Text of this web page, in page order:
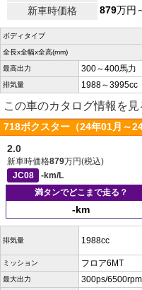
新車時価格
879万円
ボディタイプ
全長x全幅x全高(mm)
最高出力 300～400馬力
排気量 1988～3995cc
この車のカタログ情報を見
718ボクスター（24年01月～
2.0
新車時価格879万円(税込)
JC08
-km/L
満タンでどこまで走る？
-km
排気量 1988cc
ミッション フロア6MT
最大出力 300ps/6500rpm